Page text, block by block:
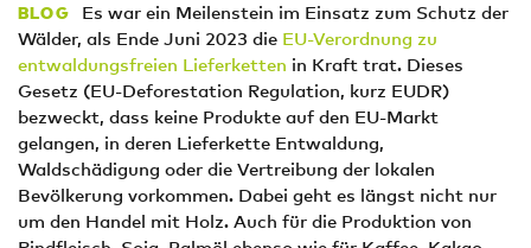
BLOG
Es war ein Meilenstein im Einsatz zum Schutz der
Wälder, als Ende Juni 2023 die EU-Verordnung zu
entwaldungsfreien Lieferketten in Kraft trat. Dieses
Gesetz (EU-Deforestation Regulation, kurz EUDR)
bezweckt, dass keine Produkte auf den EU-Markt
gelangen, in deren Lieferkette Entwaldung,
Waldschädigung oder die Vertreibung der lokalen
Bevölkerung vorkommen. Dabei geht es längst nicht nur
um den Handel mit Holz. Auch für die Produktion von